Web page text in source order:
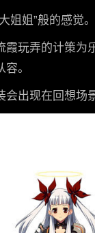
姐姐”般的感觉。
霞玩弄的计策为
。
会出现在回想场